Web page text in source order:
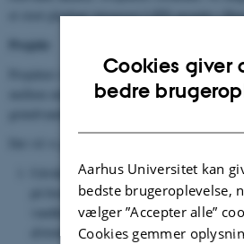
et stort planlagt integreret LIFE-projekt i
Projekt
Projektet vil i årene 2017-2020 undersøge og
mellem miljø, forvaltning og biodiversitet i
Udvikle metoder til bio-hydrologisk
på forekomst af eller potentiale for
vandkemi og vegetation,
afstrømningsforhold for vand (terræn,
Cookies giver
bedre
Aarhus Universitet kan
bedste brugeroplevelse,
vælger ”Accepter alle”
Cookies gemmer